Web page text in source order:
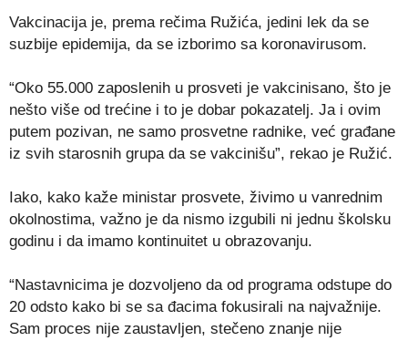
Vakcinacija je, prema rečima Ružića, jedini lek da se
suzbije epidemija, da se izborimo sa koronavirusom.
“Oko 55.000 zaposlenih u prosveti je vakcinisano, što je
nešto više od trećine i to je dobar pokazatelj. Ja i ovim
putem pozivan, ne samo prosvetne radnike, već građane
iz svih starosnih grupa da se vakcinišu”, rekao je Ružić.
Iako, kako kaže ministar prosvete, živimo u vanrednim
okolnostima, važno je da nismo izgubili ni jednu školsku
godinu i da imamo kontinuitet u obrazovanju.
“Nastavnicima je dozvoljeno da od programa odstupe do
20 odsto kako bi se sa đacima fokusirali na najvažnije.
Sam proces nije zaustavljen, stečeno znanje nije